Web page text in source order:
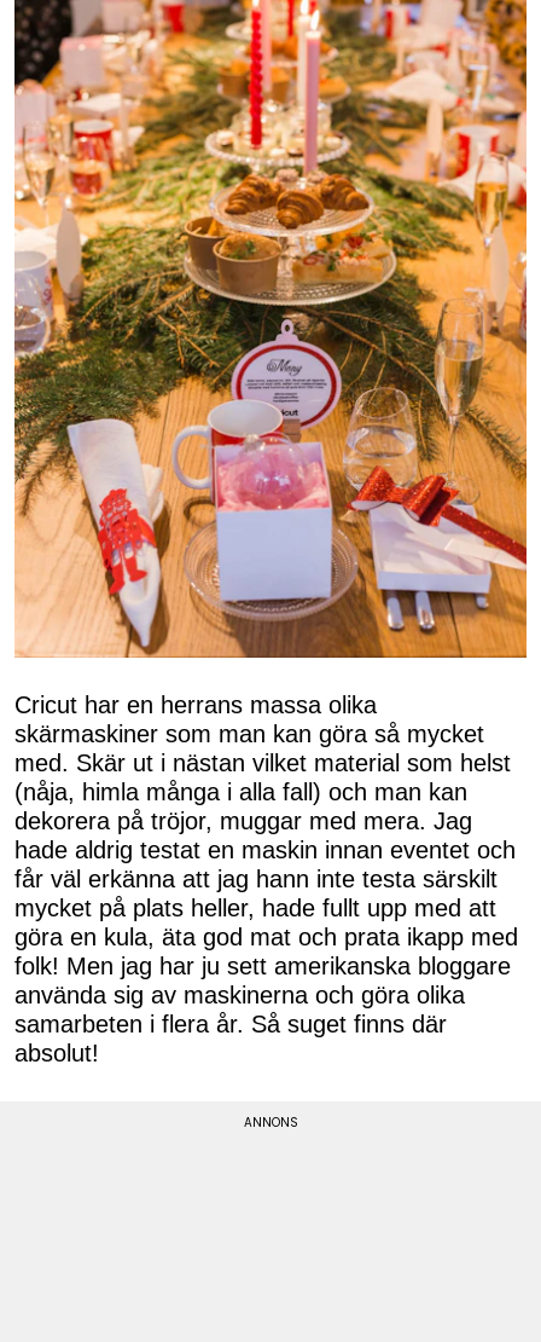
Cricut har en herrans massa olika
skärmaskiner som man kan göra så mycket
med. Skär ut i nästan vilket material som helst
(nåja, himla många i alla fall) och man kan
dekorera på tröjor, muggar med mera. Jag
hade aldrig testat en maskin innan eventet och
får väl erkänna att jag hann inte testa särskilt
mycket på plats heller, hade fullt upp med att
göra en kula, äta god mat och prata ikapp med
folk! Men jag har ju sett amerikanska bloggare
använda sig av maskinerna och göra olika
samarbeten i flera år. Så suget finns där
absolut!